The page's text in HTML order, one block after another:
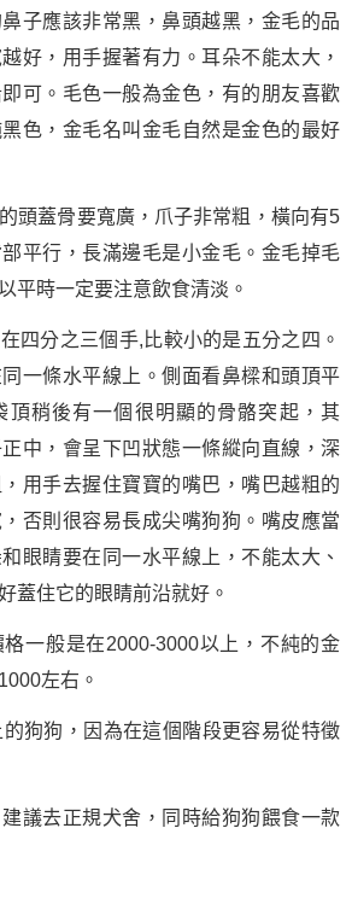
子應該非常黑，鼻頭越黑，金毛的品
好，用手握著有力。耳朵不能太大，
可。毛色一般為金色，有的朋友喜歡
色，金毛名叫金毛自然是金色的最好
頭蓋骨要寬廣，爪子非常粗，橫向有5
平行，長滿邊毛是小金毛。金毛掉毛
平時一定要注意飲食清淡。
四分之三個手,比較小的是五分之四。
一條水平線上。側面看鼻樑和頭頂平
頂稍後有一個很明顯的骨骼突起，其
中，會呈下凹狀態一條縱向直線，深
用手去握住寶寶的嘴巴，嘴巴越粗的
否則很容易長成尖嘴狗狗。嘴皮應當
眼睛要在同一水平線上，不能太大、
蓋住它的眼睛前沿就好。
一般是在2000-3000以上，不純的金
左右。
狗狗，因為在這個階段更容易從特徵
議去正規犬舍，同時給狗狗餵食一款